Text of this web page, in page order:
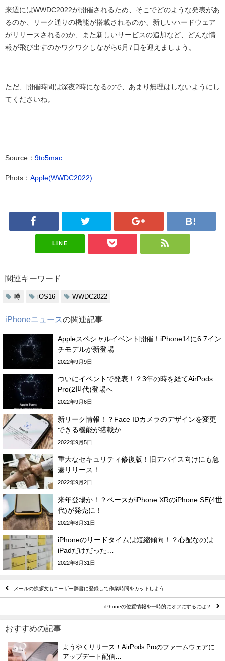
来週にはWWDC2022が開催されるため、そこでどのような発表があ
るのか、リーク通りの機能が搭載されるのか、新しいハードウェア
がリリースされるのか、また新しいサービスの追加など、どんな情
報が飛び出すのかワクワクしながら6 月 7 日を迎えましょう。
ただ、開催時間は深夜2時になるので、あまり無理はしないようにし
てくださいね。
Source ： 9to5mac
Phots： Apple(WWDC2022)
LINE
関連キーワード
噂 iOS16 WWDC2022
iPhoneニュースの関連記事
Appleスペシャルイベント開催！iPhone14に6.7イン
チモデルが新登場
2022年9月9日
ついにイベントで発表！？3年の時を経てAirPods
Pro(2世代)登場へ
2022年9月6日
新リーク情報！？Face IDカメラのデザインを変更
できる機能が搭載か
2022年9月5日
重大なセキュリティ修復版！旧デバイス向けにも急
遽リリース！
2022年9月2日
来年登場か！？ベースがiPhone XRのiPhone SE(4世
代)が発売に！
2022年8月31日
iPhoneのリードタイムは短縮傾向！？心配なのは
iPadだけだった…
2022年8月31日
メールの挨拶文もユーザー辞書に登録して作業時間をカットしよう
iPhoneの位置情報を一時的にオフにするには？
おすすめの記事
ようやくリリース！AirPods Proのファームウェアに
アップデート配信…